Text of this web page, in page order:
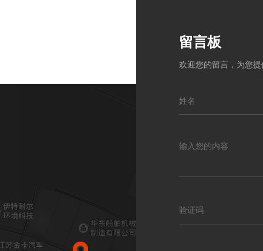
留言板
欢迎您的留言，为您